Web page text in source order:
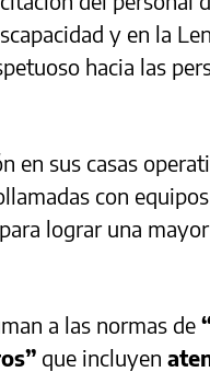
y en la
hacia las
en sus casas
con
lograr una
a las normas de
que incluyen